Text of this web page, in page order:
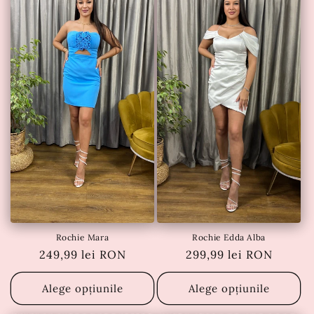
Rochie Mara
Preț
obișnuit
249,99 lei RON
Alege opțiunile
Rochie Edda Alba
Preț
obișnuit
299,99 lei RON
Alege opțiunile